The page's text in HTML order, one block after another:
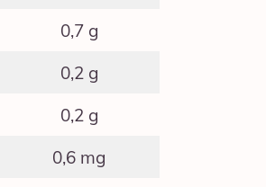
0,7 g
0,2 g
0,2 g
0,6 mg